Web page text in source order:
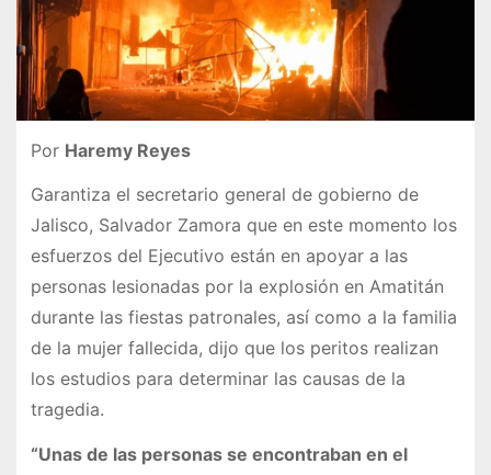
Por Haremy Reyes
Garantiza el secretario general de gobierno de
Jalisco, Salvador Zamora que en este momento los
esfuerzos del Ejecutivo están en apoyar a las
personas lesionadas por la explosión en Amatitán
durante las fiestas patronales, así como a la familia
de la mujer fallecida, dijo que los peritos realizan
los estudios para determinar las causas de la
tragedia.
“Unas de las personas se encontraban en el